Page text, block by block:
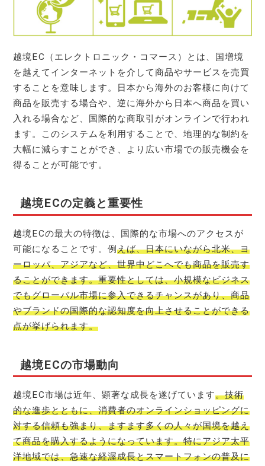
越境EC（エレクトロニック・コマース）とは、国増境
を越えてインターネットを介して商品やサービスを売買
することを意味します。日本から海外のお客様に向けて
商品を販売する場合や、逆に海外から日本へ商品を買い
入れる場合など、国際的な商取引がオンラインで行われ
ます。このシステムを利用することで、地理的な制約を
大幅に減らすことができ、より広い市場での販売機会を
得ることが可能です。
越境ECの定義と重要性
越境ECの最大の特徴は、国際的な市場へのアクセスが
可能になることです。例えば、日本にいながら北米、ヨ
ーロッパ、アジアなど、世界中どこへでも商品を販売す
ることができます。重要性としては、小規模なビジネス
でもグローバル市場に参入できるチャンスがあり、商品
やブランドの国際的な認知度を向上させることができる
点が挙げられます。
越境ECの市場動向
越境EC市場は近年、顕著な成長を遂げています。技術
的な進歩とともに、消費者のオンラインショッピングに
対する信頼も強まり、ますます多くの人々が国境を越え
て商品を購入するようになっています。特にアジア太平
洋地域では、急速な経渥成長とスマートフォンの普及に